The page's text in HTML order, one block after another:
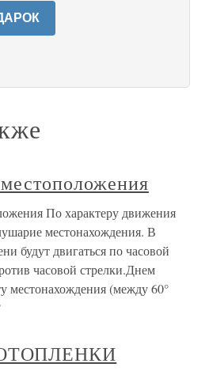
По характеру движения
местонахождения. В
будут двигаться по часовой
часовой стрелки.Днем
местонахождения (между 60°